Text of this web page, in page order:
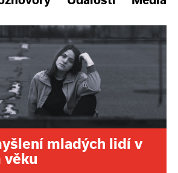
mladých lidí v